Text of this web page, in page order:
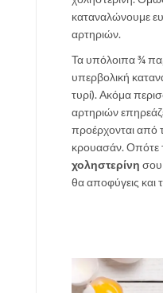
καταναλώνουμε
αρτηριών.
Τα υπόλοιπα ¾
υπερβολική
τυρί). Ακόμα
αρτηριών
προέρχονται από
κρουασάν. Οπότε
χοληστερίνη σου
θα αποφύγεις και